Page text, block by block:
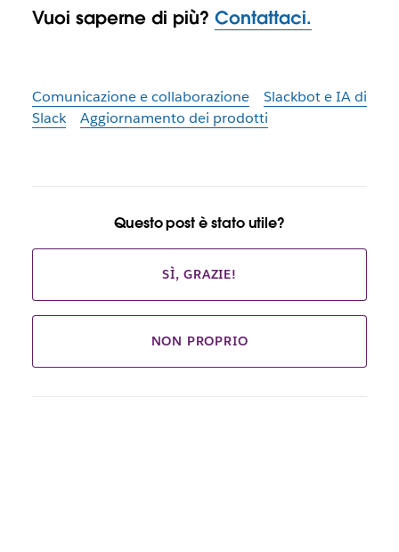
Vuoi saperne di più? Contattaci.
Comunicazione e collaborazione
Slackbot e IA di
Slack
Aggiornamento dei prodotti
Questo post è stato utile?
SÌ, GRAZIE!
NON PROPRIO